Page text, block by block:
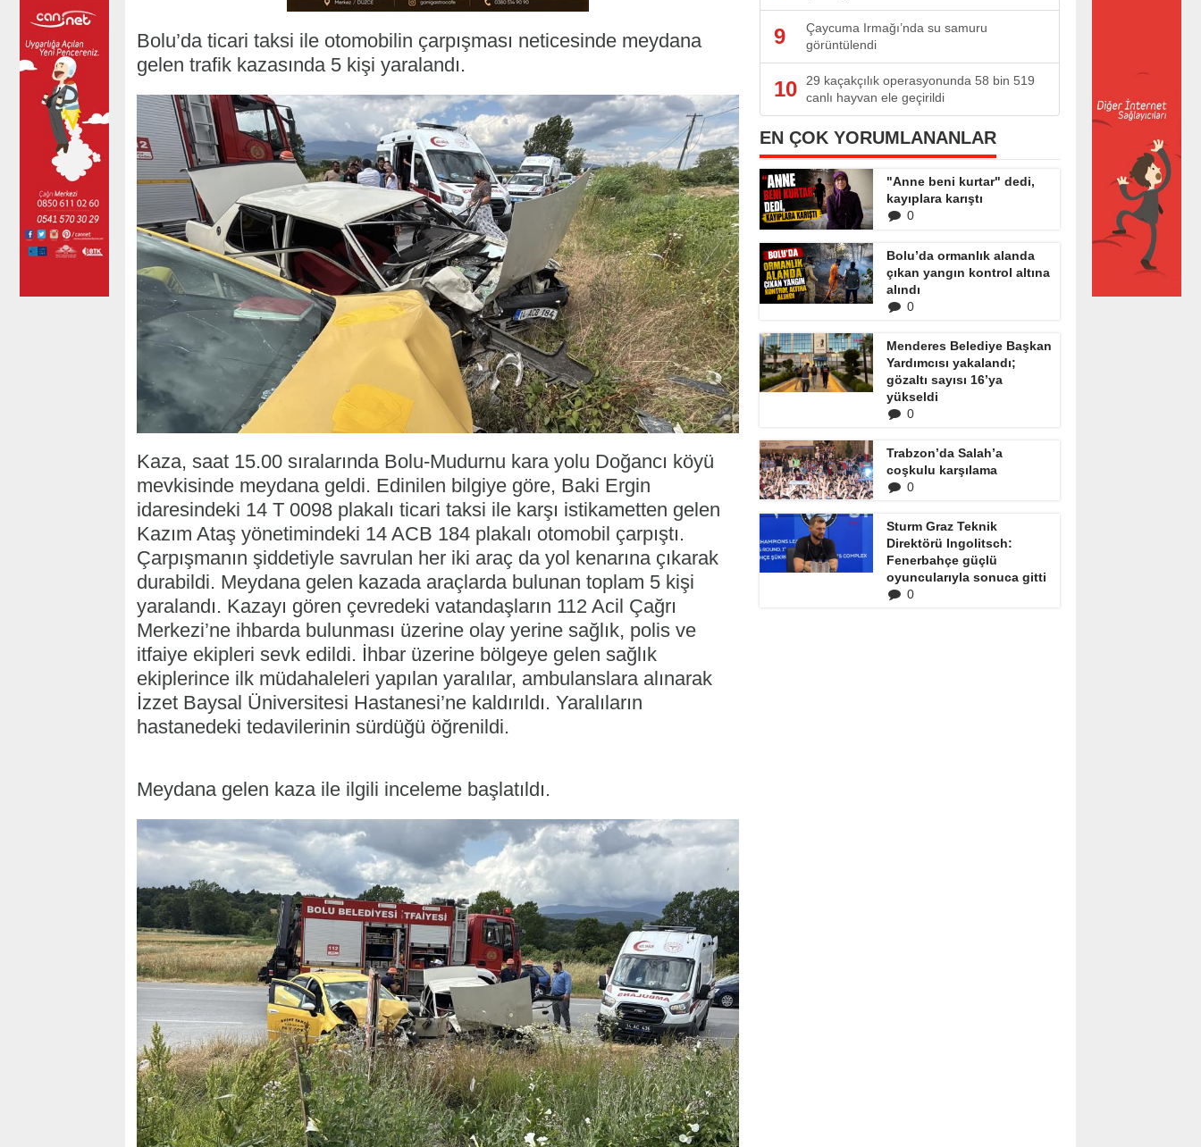
Bolu’da ticari taksi ile otomobilin çarpışması neticesinde meydana
gelen trafik kazasında 5 kişi yaralandı.
Kaza, saat 15.00 sıralarında Bolu-Mudurnu kara yolu Doğancı köyü
mevkisinde meydana geldi. Edinilen bilgiye göre, Baki Ergin
idaresindeki 14 T 0098 plakalı ticari taksi ile karşı istikametten gelen
Kazım Ataş yönetimindeki 14 ACB 184 plakalı otomobil çarpıştı.
Çarpışmanın şiddetiyle savrulan her iki araç da yol kenarına çıkarak
durabildi. Meydana gelen kazada araçlarda bulunan toplam 5 kişi
yaralandı. Kazayı gören çevredeki vatandaşların 112 Acil Çağrı
Merkezi’ne ihbarda bulunması üzerine olay yerine sağlık, polis ve
itfaiye ekipleri sevk edildi. İhbar üzerine bölgeye gelen sağlık
ekiplerince ilk müdahaleleri yapılan yaralılar, ambulanslara alınarak
İzzet Baysal Üniversitesi Hastanesi’ne kaldırıldı. Yaralıların
hastanedeki tedavilerinin sürdüğü öğrenildi.
Meydana gelen kaza ile ilgili inceleme başlatıldı.
9
Çaycuma Irmağı’nda su samuru
görüntülendi
10
29 kaçakçılık operasyonunda 58 bin 519
canlı hayvan ele geçirildi
EN ÇOK YORUMLANANLAR
"Anne beni kurtar" dedi,
kayıplara karıştı
0
Bolu’da ormanlık alanda
çıkan yangın kontrol altına
alındı
0
Menderes Belediye Başkan
Yardımcısı yakalandı;
gözaltı sayısı 16’ya
yükseldi
0
Trabzon’da Salah’a
coşkulu karşılama
0
Sturm Graz Teknik
Direktörü Ingolitsch:
Fenerbahçe güçlü
oyuncularıyla sonuca gitti
0